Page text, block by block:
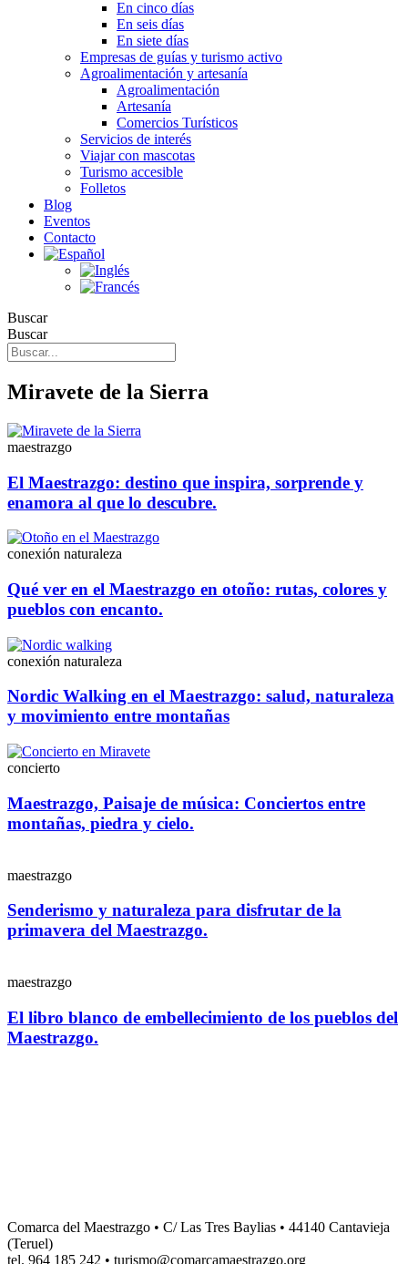
En cinco días
En seis días
En siete días
Empresas de guías y turismo activo
Agroalimentación y artesanía
Agroalimentación
Artesanía
Comercios Turísticos
Servicios de interés
Viajar con mascotas
Turismo accesible
Folletos
Blog
Eventos
Contacto
Buscar
Buscar
Miravete de la Sierra
maestrazgo
El Maestrazgo: destino que inspira, sorprende y
enamora al que lo descubre.
conexión naturaleza
Qué ver en el Maestrazgo en otoño: rutas, colores y
pueblos con encanto.
conexión naturaleza
Nordic Walking en el Maestrazgo: salud, naturaleza
y movimiento entre montañas
concierto
Maestrazgo, Paisaje de música: Conciertos entre
montañas, piedra y cielo.
maestrazgo
Senderismo y naturaleza para disfrutar de la
primavera del Maestrazgo.
maestrazgo
El libro blanco de embellecimiento de los pueblos del
Maestrazgo.
Comarca del Maestrazgo • C/ Las Tres Baylias • 44140 Cantavieja
(Teruel)
tel. 964 185 242 • turismo@comarcamaestrazgo.org